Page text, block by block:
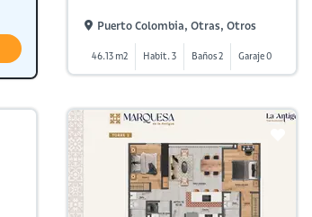
Puerto Colombia, Otras, Otros
46.13 m2 Habit. 3 Baños 2 Garaje 0